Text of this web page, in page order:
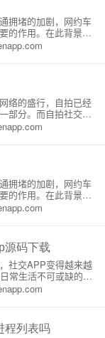
拥堵的加剧，网约车
的作用。在此背景
得越来越火爆。本
原理进行介绍。一、
络的盛行，自拍已经
部分。而自拍社交的
。因此，美颜app的开
员的目标之一。下
拥堵的加剧，网约车
的作用。在此背景
得越来越火爆。本
原理进行介绍。一、
源码下载
社交APP变得越来越
常生活不可或缺的一
必要的社交工具。本
开发原理，以及源码
程列表吗